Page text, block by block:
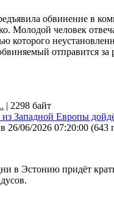
обвинение в
Молодой человек
которого
отправится за
| 2298 байт
Западной Европы
в 26/06/2026 07:20:00 (643
в Эстонию придёт